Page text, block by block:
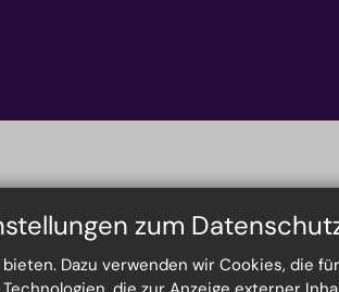
zum
Dazu verwenden wir Cookies, die